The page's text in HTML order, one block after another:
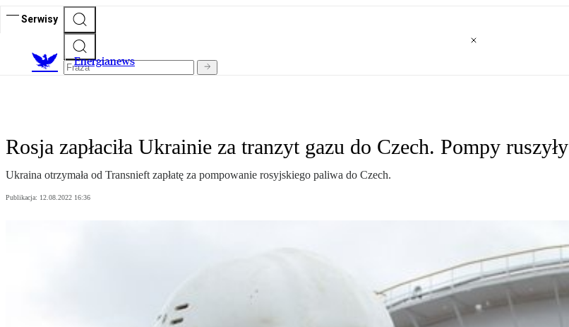
Serwisy
Energianews
Rosja zapłaciła Ukrainie za tranzyt gazu do Czech. Pompy ruszyły
Ukraina otrzymała od Transnieft zapłatę za pompowanie rosyjskiego paliwa do Czech.
Publikacja: 12.08.2022 16:36